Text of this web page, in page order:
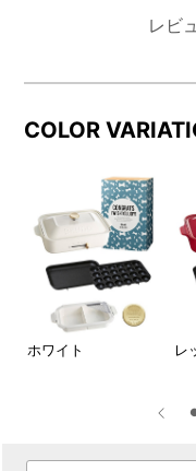
レビ
COLOR
ホワイト レ